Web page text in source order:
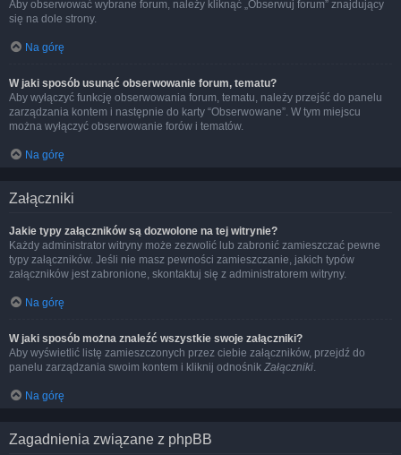
Aby obserwować wybrane forum, należy kliknąć „Obserwuj forum” znajdujący
się na dole strony.
Na górę
W jaki sposób usunąć obserwowanie forum, tematu?
Aby wyłączyć funkcję obserwowania forum, tematu, należy przejść do panelu
zarządzania kontem i następnie do karty “Obserwowane”. W tym miejscu
można wyłączyć obserwowanie forów i tematów.
Na górę
Załączniki
Jakie typy załączników są dozwolone na tej witrynie?
Każdy administrator witryny może zezwolić lub zabronić zamieszczać pewne
typy załączników. Jeśli nie masz pewności zamieszczanie, jakich typów
załączników jest zabronione, skontaktuj się z administratorem witryny.
Na górę
W jaki sposób można znaleźć wszystkie swoje załączniki?
Aby wyświetlić listę zamieszczonych przez ciebie załączników, przejdź do
panelu zarządzania swoim kontem i kliknij odnośnik Załączniki.
Na górę
Zagadnienia związane z phpBB